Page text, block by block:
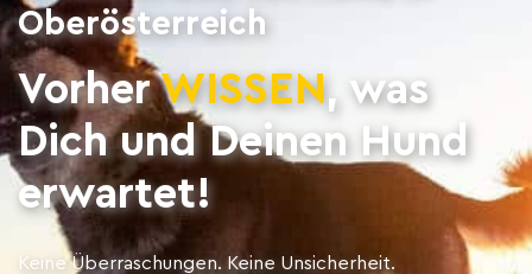
Oberösterreich
VorherWISSEN, was
Dich und Deinen Hund
erwartet!
Keine Überraschungen. Keine Unsicherheit.